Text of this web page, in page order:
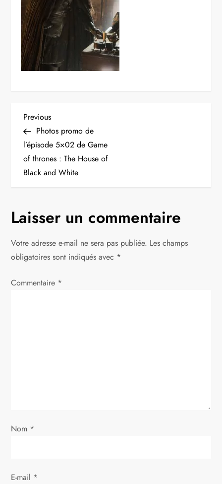
N
a
v
g
a
t
i
’
r
Previous
Post
Previous
Photos promo de
l’épisode 5×02 de Game
of thrones : The House of
Black and White
Laisser un commentaire
Votre adresse e-mail ne sera pas publiée. Les champs
obligatoires sont indiqués avec *
Commentaire *
Nom *
E-mail *